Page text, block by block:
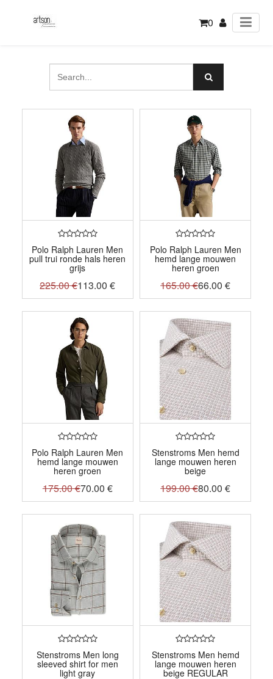
0
Polo Ralph Lauren Men
pull trui ronde hals heren
grijs
225.00€113.00 €
Polo Ralph Lauren Men
hemd lange mouwen
heren groen
165.00€66.00 €
Polo Ralph Lauren Men
hemd lange mouwen
heren groen
175.00€70.00 €
Stenstroms Men hemd
lange mouwen heren
beige
199.00€80.00 €
Stenstroms Men long
sleeved shirt for men
light gray
Stenstroms Men hemd
lange mouwen heren
beige REGULAR